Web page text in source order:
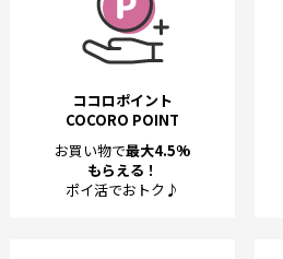
ココロポイント
COCORO POINT
お買い物で最大4.5%
もらえる！
ポイ活でおトク♪